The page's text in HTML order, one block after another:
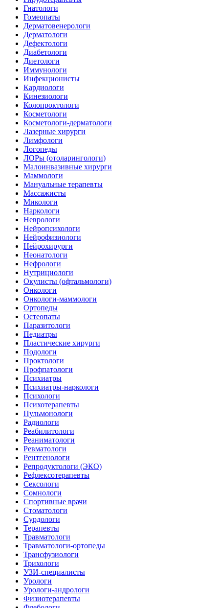
Гнатологи
Гомеопаты
Дерматовенерологи
Дерматологи
Дефектологи
Диабетологи
Диетологи
Иммунологи
Инфекционисты
Кардиологи
Кинезиологи
Колопроктологи
Косметологи
Косметологи-дерматологи
Лазерные хирурги
Лимфологи
Логопеды
ЛОРы (отоларингологи)
Малоинвазивные хирурги
Маммологи
Мануальные терапевты
Массажисты
Микологи
Наркологи
Неврологи
Нейропсихологи
Нейрофизиологи
Нейрохирурги
Неонатологи
Нефрологи
Нутрициологи
Окулисты (офтальмологи)
Онкологи
Онкологи-маммологи
Ортопеды
Остеопаты
Паразитологи
Педиатры
Пластические хирурги
Подологи
Проктологи
Профпатологи
Психиатры
Психиатры-наркологи
Психологи
Психотерапевты
Пульмонологи
Радиологи
Реабилитологи
Реаниматологи
Ревматологи
Рентгенологи
Репродуктологи (ЭКО)
Рефлексотерапевты
Сексологи
Сомнологи
Спортивные врачи
Стоматологи
Сурдологи
Терапевты
Травматологи
Травматологи-ортопеды
Трансфузиологи
Трихологи
УЗИ-специалисты
Урологи
Урологи-андрологи
Физиотерапевты